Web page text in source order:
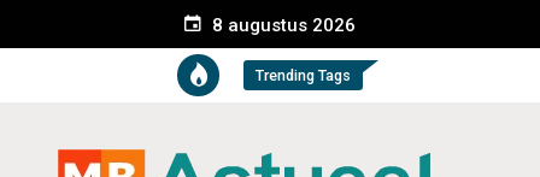
8 augustus 2026
Trending Tags